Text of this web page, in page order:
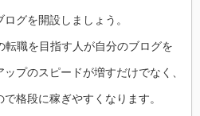
グを開設しましょう。
職を目指す人が自分のブログを
プのスピードが増すだけでなく、
格段に稼ぎやすくなります。